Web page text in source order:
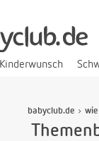
Kinderwunsch
babyclub.de